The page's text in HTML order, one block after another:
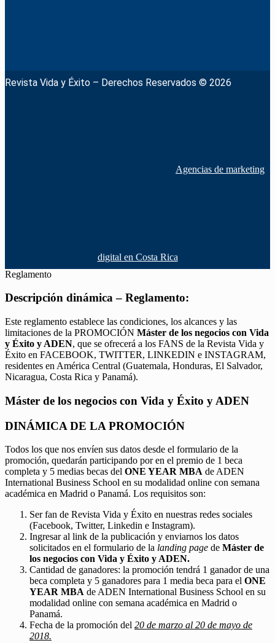
Revista Vida y Éxito – Derechos Reservados © 2026
Agencias de marketing
digital en Costa Rica
Reglamento
Descripción dinámica – Reglamento:
Este reglamento establece las condiciones, los alcances y las
limitaciones de la PROMOCIÓN Máster de los negocios con Vida
y Éxito y ADEN, que se ofrecerá a los FANS de la Revista Vida y
Éxito en FACEBOOK, TWITTER, LINKEDIN e INSTAGRAM,
residentes en América Central (Guatemala, Honduras, El Salvador,
Nicaragua, Costa Rica y Panamá).
Máster de los negocios con Vida y Éxito y ADEN
DINÁMICA DE LA PROMOCIÓN
Todos los que nos envíen sus datos desde el formulario de la
promoción, quedarán participando por en el premio de 1 beca
completa y 5 medias becas del ONE YEAR MBA de ADEN
International Business School en su modalidad online con semana
académica en Madrid o Panamá. Los requisitos son:
Ser fan de Revista Vida y Éxito en nuestras redes sociales
(Facebook, Twitter, Linkedin e Instagram).
Ingresar al link de la publicación y enviarnos los datos
solicitados en el formulario de la landing page de Máster de
los negocios con Vida y Éxito y ADEN.
Cantidad de ganadores: la promoción tendrá 1 ganador de una
beca completa y 5 ganadores para 1 media beca para el ONE
YEAR MBA de ADEN International Business School en su
modalidad online con semana académica en Madrid o
Panamá.
Fecha de la promoción del 20 de marzo al 20 de mayo de
2018.